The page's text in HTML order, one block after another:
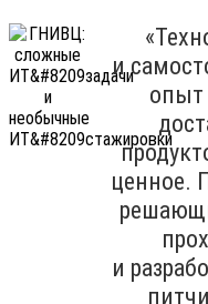
и
опыт
ценное.
и